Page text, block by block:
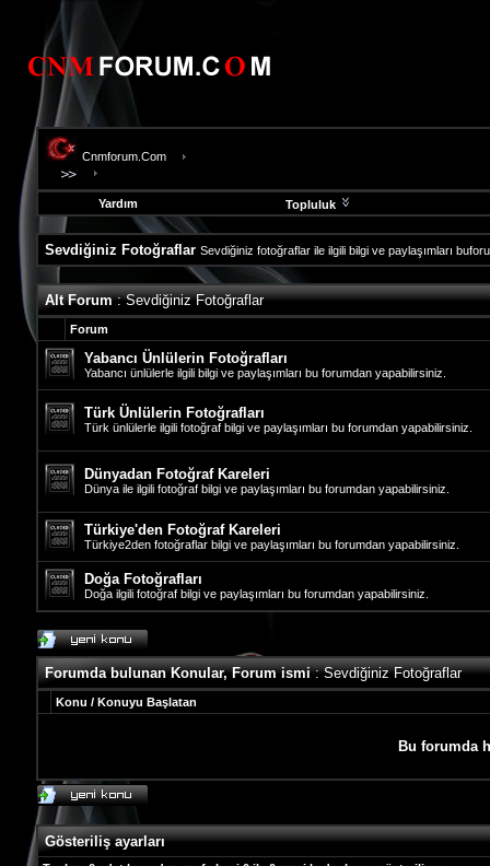
Cnmforum.Com
Yardım Topluluk
Sevdiğiniz Fotoğraflar Sevdiğiniz fotoğraflar ile ilgili bilgi ve paylaşımları
evooli
fethiye
escort
gaziantep
escort
gaziantep
escort
Alt Forum: Sevdiğiniz Fotoğraflar
Forum
Yabancı Ünlülerin Fotoğrafları
Yabancı ünlülerle ilgili bilgi ve paylaşımları bu forumdan yapabilirsiniz.
Türk Ünlülerin Fotoğrafları
Türk ünlülerle ilgili fotoğraf bilgi ve paylaşımları bu forumdan yapabilirsiniz.
Dünyadan Fotoğraf Kareleri
Dünya ile ilgili fotoğraf bilgi ve paylaşımları bu forumdan yapabilirsiniz.
Türkiye'den Fotoğraf Kareleri
Türkiye2den fotoğraflar bilgi ve paylaşımları bu forumdan yapabilirsiniz.
Doğa Fotoğrafları
Doğa ilgili fotoğraf bilgi ve paylaşımları bu forumdan yapabilirsiniz.
Forumda bulunan Konular, Forum ismi: Sevdiğiniz Fotoğraflar
Konu / Konuyu Başlatan
Bu forumda
Gösteriliş ayarları